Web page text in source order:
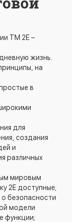
ТМ 2Е –
жизнь.
на
в
для
создания
и
различных
мировым
2Е доступные;
безопасности
модели
функции;